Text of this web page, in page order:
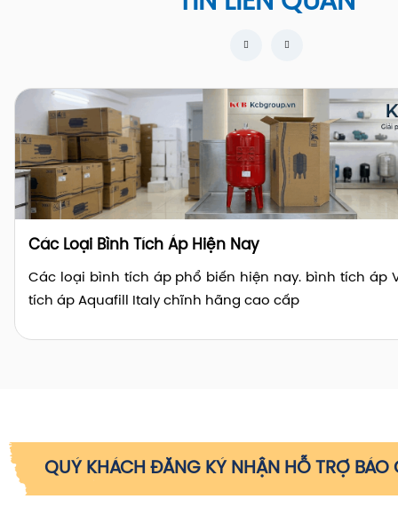
Các Loại Bình Tích Áp Hiện Nay
Các loại bình tích áp phổ biến hiện nay. bình tích áp
tích áp Aquafill Italy chĩnh hãng cao cấp
QUÝ KHÁCH ĐĂNG KÝ NHẬN HỖ TRỢ BÁO